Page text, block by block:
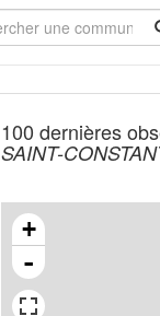
100 dernières
SAINT-
+
-